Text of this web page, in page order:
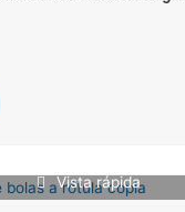
Vista rápida